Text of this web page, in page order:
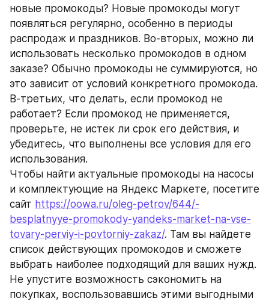
новые промокоды? Новые промокоды могут
появляться регулярно, особенно в периоды
распродаж и праздников. Во-вторых, можно ли
использовать несколько промокодов в одном
заказе? Обычно промокоды не суммируются, но
это зависит от условий конкретного промокода.
В-третьих, что делать, если промокод не
работает? Если промокод не применяется,
проверьте, не истек ли срок его действия, и
убедитесь, что выполнены все условия для его
использования.
Чтобы найти актуальные промокоды на насосы
и комплектующие на Яндекс Маркете, посетите
сайт https://oowa.ru/oleg-petrov/644/-
besplatnyye-promokody-yandeks-market-na-vse-
tovary-perviy-i-povtorniy-zakaz/. Там вы найдете
список действующих промокодов и сможете
выбрать наиболее подходящий для ваших нужд.
Не упустите возможность сэкономить на
покупках, воспользовавшись этими выгодными